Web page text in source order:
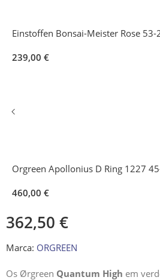
Einstoffen Bonsai-Meister Rose 53-
239,00 €
Orgreen Apollonius D Ring 1227
460,00 €
362,50 €
Marca: ORGREEN
Os Ørgreen Quantum High em